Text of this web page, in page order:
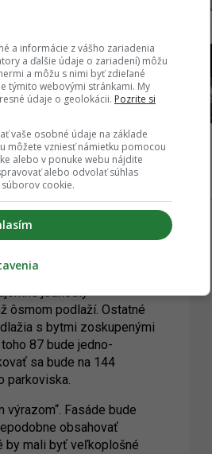
/ EIA
vznik bytového domu
solitérnej veže. Zo západu
strany má byť objekt v
mať 19 nadzemných
charakter. Na prvom
jednotky
ôsmom podlaží. Ostatné
s bytmi zoskupenými
87 bude jedno-
sa bude na 144
parkoviska.
Fasáde bude
obsahovať
by mali byť veľkoplošné
a informácie z vášho zariadenia
a ďalšie údaje o zariadení) môžu
a môžu s nimi byť zdieľané
týmito webovými stránkami. My
údaje o geolokácii. Pozrite si
vaše osobné údaje na základe
môžete vzniesť námietku pomocou
alebo v ponuke webu nájdite
alebo odvolať súhlas
cookie.